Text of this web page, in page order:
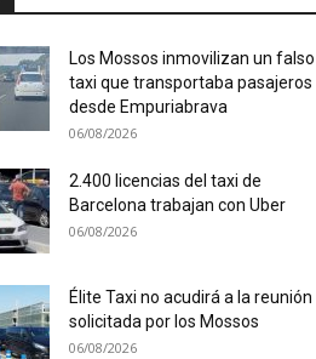
Los Mossos inmovilizan un falso
taxi que transportaba pasajeros
desde Empuriabrava
06/08/2026
2.400 licencias del taxi de
Barcelona trabajan con Uber
06/08/2026
Élite Taxi no acudirá a la reunión
solicitada por los Mossos
06/08/2026